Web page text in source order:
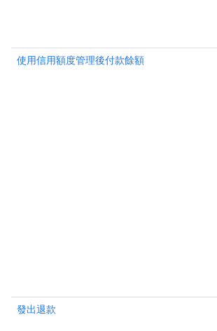
使用信用額度管理後付款餘額
發出退款